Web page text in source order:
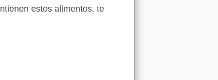
estos alimentos, te